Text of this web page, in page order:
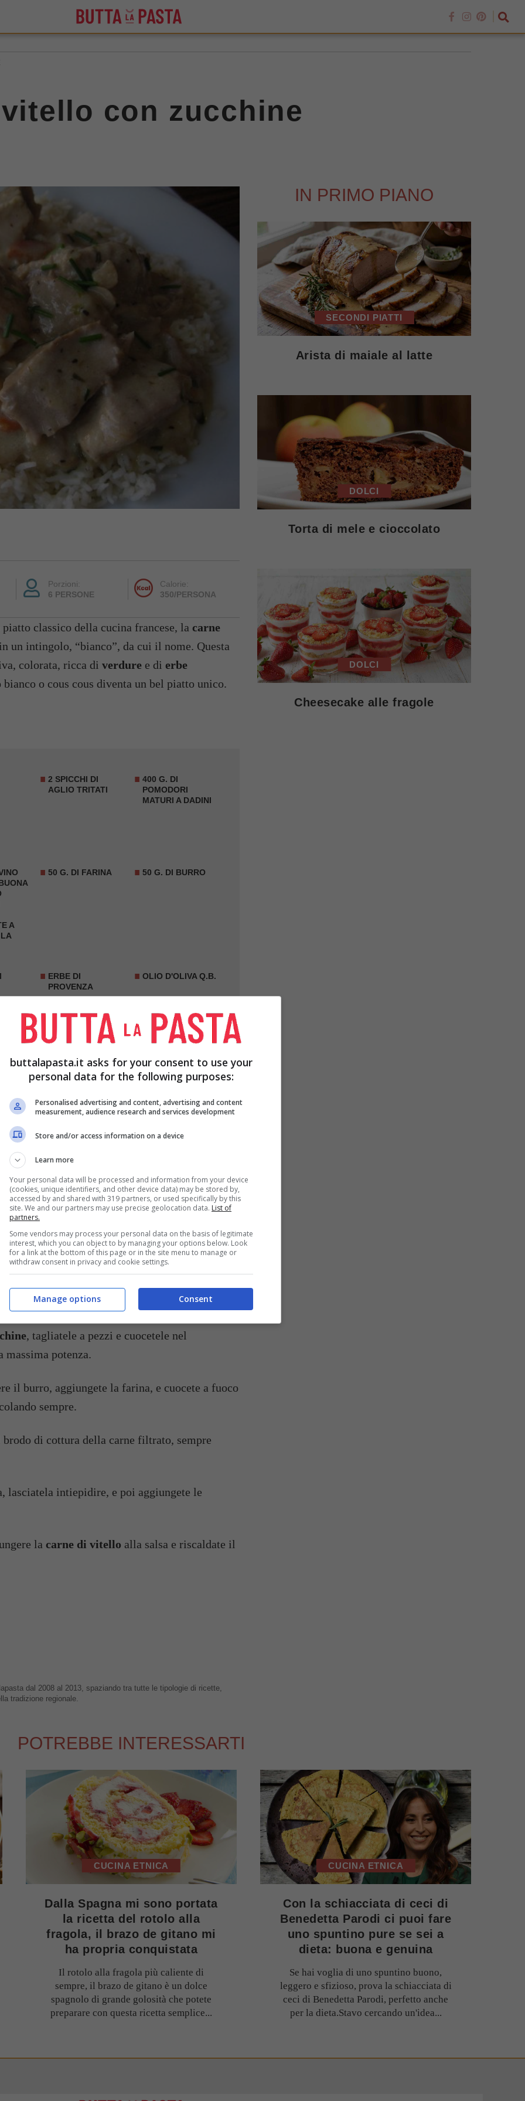
con zucchine
Porzioni:
6 PERSONE
Calorie:
350/PERSONA
piatto classico della cucina francese, la carne
un intingolo, “bianco”, da cui il nome. Questa
colorata, ricca di verdure e di erbe
bianco o cous cous diventa un bel piatto unico.
2 SPICCHI DI
AGLIO TRITATI
400 G. DI
POMODORI
MATURI A DADINI
A
50 G. DI FARINA 50 G. DI BURRO
ERBE DI
PROVENZA
OLIO D'OLIVA Q.B.
e lacarne di vitello
di terracotta o di ghisa.
e i pomodori, il sale e il pepe, e coprite a filo
ripresa del bollore, a fuoco dolce.
fuori dal brodo e mettetela da parte.
, tagliatele a pezzi e cuocetele nel
potenza.
il burro, aggiungete la farina, e cuocete a fuoco
sempre.
di cottura della carne filtrato, sempre
lasciatela intiepidire, e poi aggiungete le
la carne di vitello alla salsa e riscaldate il
dal 2008 al 2013, spaziando tra tutte le tipologie di ricette,
tradizione regionale.
IN PRIMO PIANO
SECONDI PIATTI
Arista di maiale al latte
DOLCI
Torta di mele e cioccolato
DOLCI
Cheesecake alle fragole
POTREBBE INTERESSARTI
CUCINA ETNICA
Dalla Spagna mi sono portata
la ricetta del rotolo alla
fragola, il brazo de gitano mi
ha propria conquistata
Il rotolo alla fragola più caliente di
sempre, il brazo de gitano è un dolce
spagnolo di grande golosità che potete
preparare con questa ricetta semplice...
CUCINA ETNICA
Con la schiacciata di ceci di
Benedetta Parodi ci puoi fare
uno spuntino pure se sei a
dieta: buona e genuina
Se hai voglia di uno spuntino buono,
leggero e sfizioso, prova la schiacciata di
ceci di Benedetta Parodi, perfetto anche
per la dieta.Stavo cercando un'idea...
buttalapasta.it asks for your consent to use your
personal data for the following purposes:
Personalised advertising and content, advertising and content
measurement, audience research and services development
Store and/or access information on a device
Learn more
Your personal data will be processed and information from your device
(cookies, unique identifiers, and other device data) may be stored by,
accessed by and shared with 319 partners, or used specifically by this
site. We and our partners may use precise geolocation data. List of
partners.
Some vendors may process your personal data on the basis of legitimate
interest, which you can object to by managing your options below. Look
for a link at the bottom of this page or in the site menu to manage or
withdraw consent in privacy and cookie settings.
Consent
Manage options